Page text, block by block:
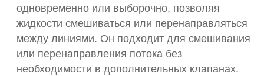
одновременно или выборочно, позволяя
жидкости смешиваться или перенаправляться
между линиями. Он подходит для смешивания
или перенаправления потока без
необходимости в дополнительных клапанах.